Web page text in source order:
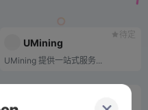
待定
UMining
UMining 提供一站式服务...